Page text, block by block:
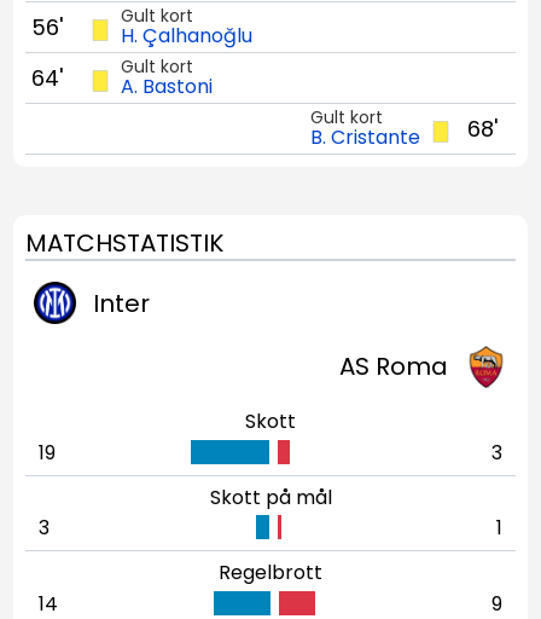
Gult kort
H. Çalhanoğlu
56'
Gult kort
A. Bastoni
64'
68'
Gult kort
B. Cristante
MATCHSTATISTIK
Inter
AS Roma
Skott
19
3
Skott på mål
3
1
Regelbrott
14
9